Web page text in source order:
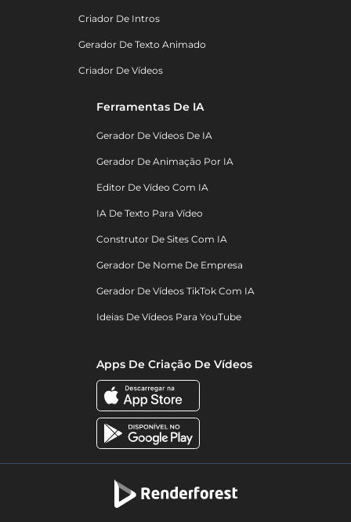
Criador De Intros
Gerador De Texto Animado
Criador De Vídeos
Ferramentas De IA
Gerador De Vídeos De IA
Gerador De Animação Por IA
Editor De Vídeo Com IA
IA De Texto Para Vídeo
Construtor De Sites Com IA
Gerador De Nome De Empresa
Gerador De Vídeos TikTok Com IA
Ideias De Vídeos Para YouTube
Apps De Criação De Vídeos